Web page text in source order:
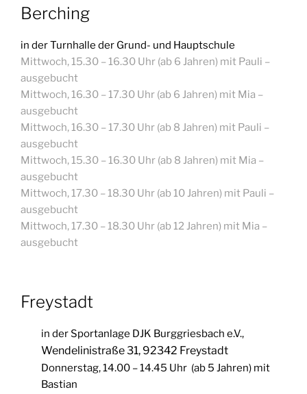
Berching
in der Turnhalle der Grund- und Hauptschule
Mittwoch, 15.30 – 16.30 Uhr (ab 6 Jahren) mit Pauli –
ausgebucht
Mittwoch, 16.30 – 17.30 Uhr (ab 6 Jahren) mit Mia –
ausgebucht
Mittwoch, 16.30 – 17.30 Uhr (ab 8 Jahren) mit Pauli –
ausgebucht
Mittwoch, 15.30 – 16.30 Uhr (ab 8 Jahren) mit Mia –
ausgebucht
Mittwoch, 17.30 – 18.30 Uhr (ab 10 Jahren) mit Pauli –
ausgebucht
Mittwoch, 17.30 – 18.30 Uhr (ab 12 Jahren) mit Mia –
ausgebucht
Freystadt
in der Sportanlage DJK Burggriesbach e.V.,
Wendelinistraße 31, 92342 Freystadt
Donnerstag, 14.00 – 14.45 Uhr (ab 5 Jahren) mit
Bastian